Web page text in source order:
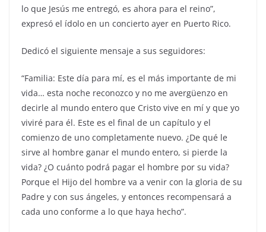
lo que Jesús me entregó, es ahora para el reino”,
expresó el ídolo en un concierto ayer en Puerto Rico.
Dedicó el siguiente mensaje a sus seguidores:
“Familia: Este día para mí, es el más importante de mi
vida… esta noche reconozco y no me avergüenzo en
decirle al mundo entero que Cristo vive en mí y que yo
viviré para él. Este es el final de un capítulo y el
comienzo de uno completamente nuevo. ¿De qué le
sirve al hombre ganar el mundo entero, si pierde la
vida? ¿O cuánto podrá pagar el hombre por su vida?
Porque el Hijo del hombre va a venir con la gloria de su
Padre y con sus ángeles, y entonces recompensará a
cada uno conforme a lo que haya hecho”.